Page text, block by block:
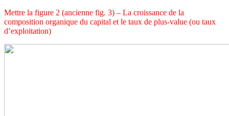
Mettre la figure 2 (ancienne fig. 3) – La croissance de la
composition organique du capital et le taux de plus-value (ou taux
d’exploitation)